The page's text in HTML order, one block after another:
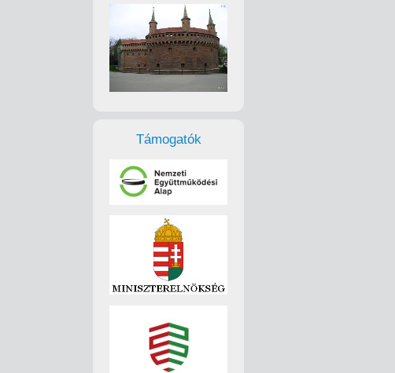
Támogatók